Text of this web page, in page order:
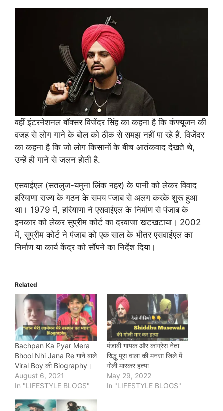
वहीं इंटरनेशनल बॉक्सर विजेंदर सिंह का कहना है कि कंफ्यूजन की
वजह से लोग गाने के बोल को ठीक से समझ नहीं पा रहे हैं. विजेंदर
का कहना है कि जो लोग किसानों के बीच आतंकवाद देखते थे,
उन्हें ही गाने से जलन होती है.
एसवाईएल (सतलुज-यमुना लिंक नहर) के पानी को लेकर विवाद
हरियाणा राज्य के गठन के समय पंजाब से अलग करके शुरू हुआ
था। 1979 में, हरियाणा ने एसवाईएल के निर्माण से पंजाब के
इनकार को लेकर सुप्रीम कोर्ट का दरवाजा खटखटाया। 2002
में, सुप्रीम कोर्ट ने पंजाब को एक साल के भीतर एसवाईएल का
निर्माण या कार्य केंद्र को सौंपने का निर्देश दिया।
Related
Bachpan Ka Pyar Mera
Bhool Nhi Jana Re गाने बाले
Viral Boy की Biography।
August 6, 2021
In "LIFESTYLE BLOGS"
पंजाबी गायक और कांग्रेस नेता
सिद्धू मूस वाला की मनसा जिले में
गोली मारकर हत्या
May 29, 2022
In "LIFESTYLE BLOGS"